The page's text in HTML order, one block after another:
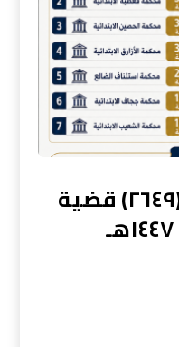
محاكم الضالع تنجز (٢٦٤٩) قضية